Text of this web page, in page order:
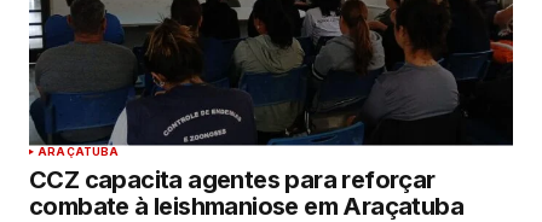
ARAÇATUBA
CCZ capacita agentes para reforçar
combate à leishmaniose em Araçatuba